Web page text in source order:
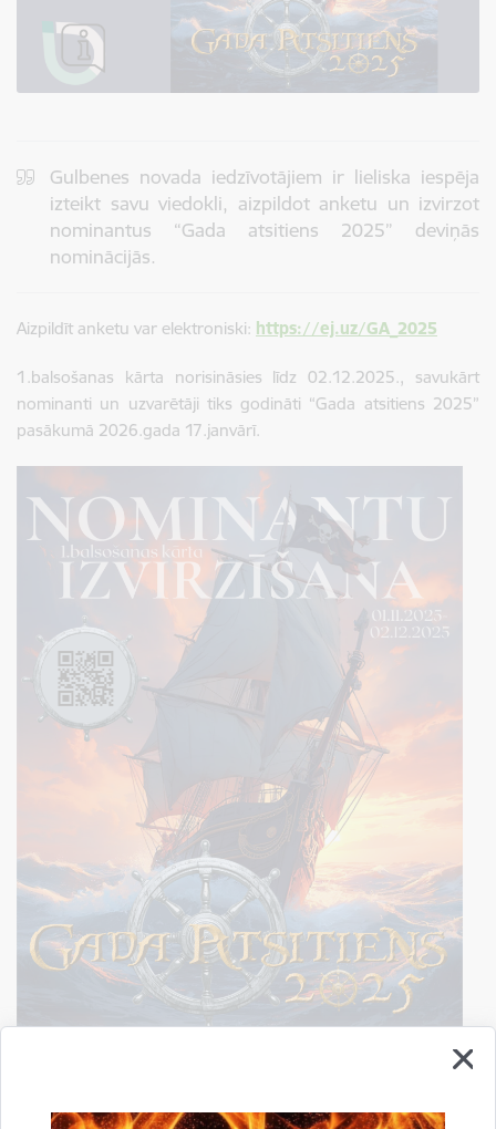
Gulbenes novada iedzīvotājiem ir lieliska iespēja
izteikt savu viedokli, aizpildot anketu un izvirzot
nominantus “Gada atsitiens 2025” deviņās
nominācijās.
Aizpildīt anketu var elektroniski: https://ej.uz/GA_2025
1.balsošanas kārta norisināsies līdz 02.12.2025., savukārt
nominanti un uzvarētāji tiks godināti “Gada atsitiens 2025”
pasākumā 2026.gada 17.janvārī.